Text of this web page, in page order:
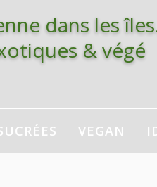
dans les
& végé
VEGAN